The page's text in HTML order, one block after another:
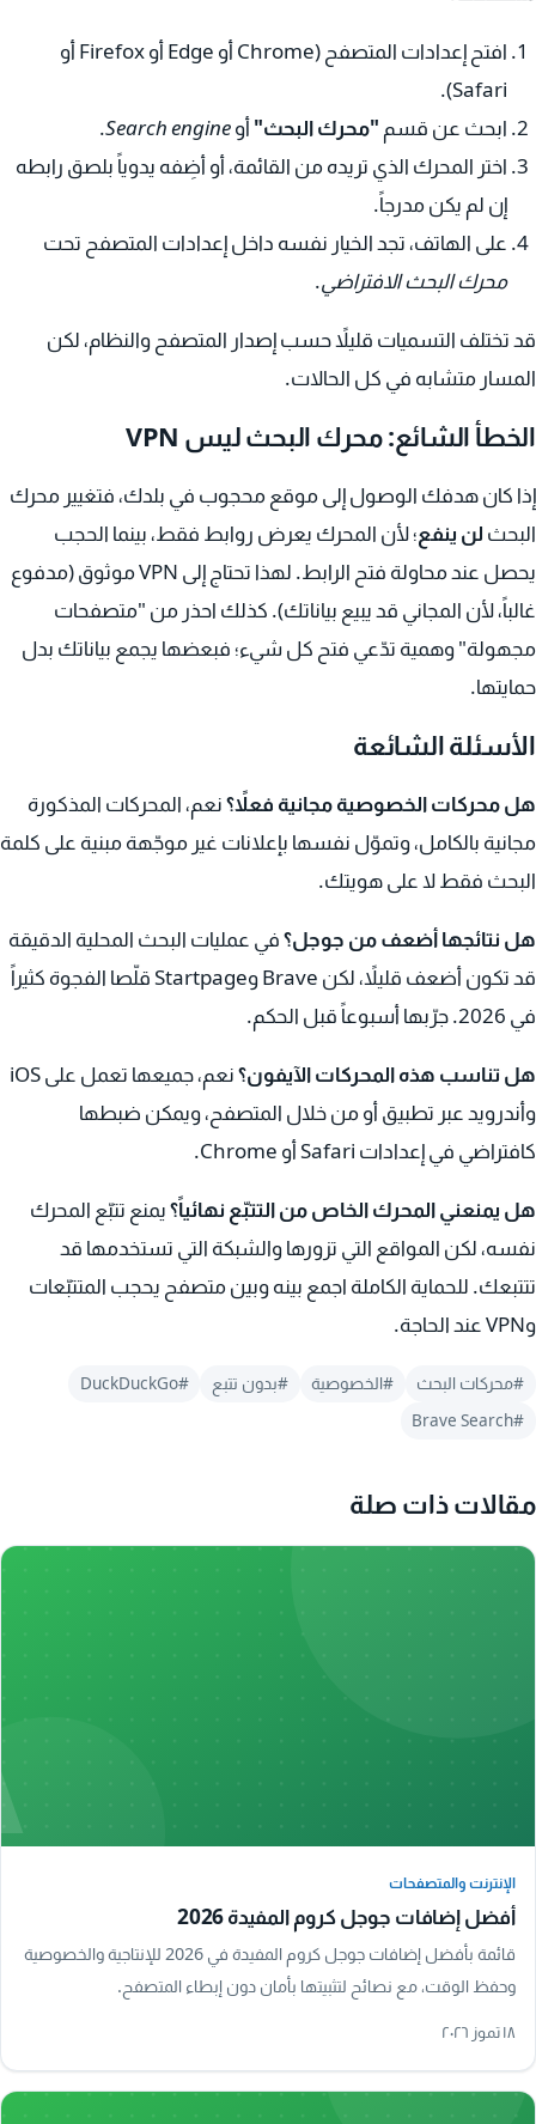
افتح إعدادات المتصفح (Chrome أو Edge أو Firefox أو
Safari).
ابحث عن قسم "محرك البحث" أو Search engine
.
اختر المحرك الذي تريده من القائمة، أو أضِفه يدوياً بلصق رابطه
إن لم يكن مدرجاً.
على الهاتف، تجد الخيار نفسه داخل إعدادات المتصفح تحت
محرك البحث الافتراضي.
قد تختلف التسميات قليلاً حسب إصدار المتصفح والنظام، لكن
المسار متشابه في كل الحالات.
الخطأ الشائع: محرك البحث ليس VPN
إذا كان هدفك الوصول إلى موقع محجوب في بلدك، فتغيير محرك
البحث لن ينفع؛ لأن المحرك يعرض روابط فقط، بينما الحجب
يحصل عند محاولة فتح الرابط. لهذا تحتاج إلى VPN موثوق (مدفوع
غالباً، لأن المجاني قد يبيع بياناتك). كذلك احذر من "متصفحات
مجهولة" وهمية تدّعي فتح كل شيء؛ فبعضها يجمع بياناتك بدل
حمايتها.
الأسئلة الشائعة
هل محركات الخصوصية مجانية فعلاً؟ نعم، المحركات المذكورة
مجانية بالكامل، وتموّل نفسها بإعلانات غير موجّهة مبنية على كلمة
البحث فقط لا على هويتك.
هل نتائجها أضعف من جوجل؟ في عمليات البحث المحلية الدقيقة
قد تكون أضعف قليلاً، لكن Brave وStartpage قلّصا الفجوة كثيراً
في 2026. جرّبها أسبوعاً قبل الحكم.
هل تناسب هذه المحركات الآيفون؟
نعم، جميعها تعمل على iOS
وأندرويد عبر تطبيق أو من خلال المتصفح، ويمكن ضبطها
كافتراضي في إعدادات Safari أو Chrome.
هل يمنعني المحرك الخاص من التتبّع نهائياً؟ يمنع تتبّع المحرك
نفسه، لكن المواقع التي تزورها والشبكة التي تستخدمها قد
تتتبعك. للحماية الكاملة اجمع بينه وبين متصفح يحجب المتتبّعات
وVPN عند الحاجة.
#محركات البحث #الخصوصية #بدون تتبع #DuckDuckGo
#Brave Search
مقالات ذات صلة
الإنترنت والمتصفحات
أفضل إضافات جوجل كروم المفيدة 2026
قائمة بأفضل إضافات جوجل كروم المفيدة في 2026 للإنتاجية والخصوصية
وحفظ الوقت، مع نصائح لتثبيتها بأمان دون إبطاء المتصفح.
١٨ تموز ٢٠٢٦